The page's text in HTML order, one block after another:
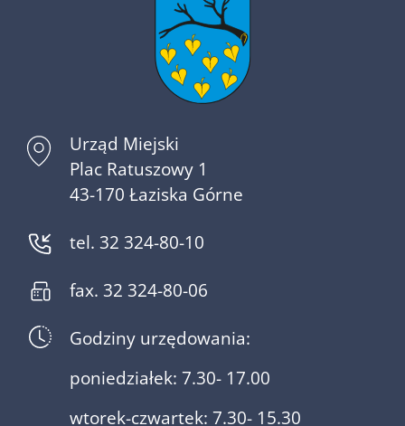
Urząd Miejski
Plac Ratuszowy 1
43-170 Łaziska Górne
tel. 32 324-80-10
fax. 32 324-80-06
Godziny urzędowania:
poniedziałek: 7.30- 17.00
wtorek-czwartek: 7.30- 15.30